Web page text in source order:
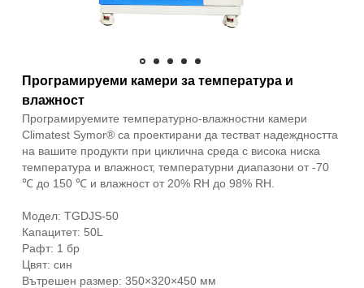
Програмируеми камери за температура и
влажност
Програмируемите температурно-влажностни камери
Climatest Symor® са проектирани да тестват надеждността
на вашите продукти при циклична среда с висока ниска
температура и влажност, температурни диапазони от -70
℃ до 150 ℃ и влажност от 20% RH до 98% RH.
Модел: TGDJS-50
Капацитет: 50L
Рафт: 1 бр
Цвят: син
Вътрешен размер: 350×320×450 мм